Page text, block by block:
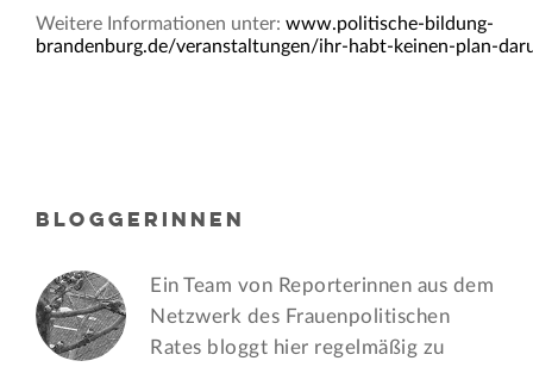
Weitere Informationen unter:www.politische-bildung-
brandenburg.de/veranstaltungen/ihr-habt-keinen-plan-
BLOGGERINNEN
Ein Team von Reporterinnen aus dem
Netzwerk des Frauen­politischen
Rates bloggt hier regelmäßig zu